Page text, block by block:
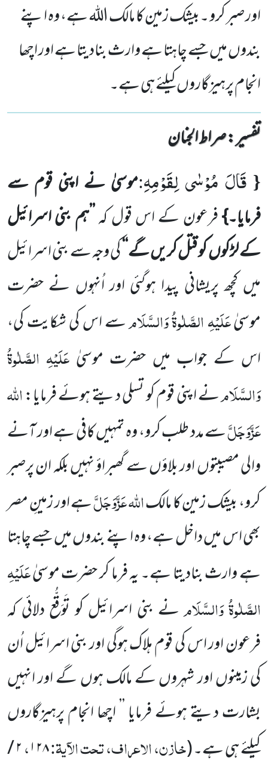
اور صبر کرو ۔بیشک زمین کا مالک اللہ ہے، وہ اپنے
بندوں میں جسے چاہتا ہے وارث بنادیتا ہے اور اچھا
انجام پرہیزگاروں کیلئے ہی ہے۔
تفسیر : ‎صراط الجنان
{ قَالَ مُوْسٰى لِقَوْمِهِ:موسیٰ نے اپنی قوم سے
فرمایا۔}فرعون کے اس قول کہ’’ہم بنی اسرائیل
کے لڑکوں کو قتل کریں گے‘‘کی وجہ سے بنی اسرائیل
میں کچھ پریشانی پیدا ہوگئی اور اُنہوں نے حضرت
موسیٰعَلَیْہِ الصَّلٰوۃُ وَالسَّلَامسے اس کی شکایت کی،
اس کے جواب میں حضرت موسیٰ عَلَیْہِ الصَّلٰوۃُ
وَالسَّلَامنے اپنی قوم کو تسلی دیتے ہوئے فرمایا:اللہ
عَزَّوَجَلَّسے مدد طلب کرو، وہ تمہیں کافی ہے اور آنے
والی مصیبتوں اور بلاؤں سے گھبراؤ نہیں بلکہ ان پرصبر
کرو، بیشک زمین کا مالکاللہ عَزَّوَجَلَّہے اور زمینِ مصر
بھی اس میں داخل ہے، وہ اپنے بندوں میں جسے چاہتا
ہے وارث بنادیتا ہے۔ یہ فرما کر حضرت موسیٰعَلَیْہِ
الصَّلٰوۃُ وَالسَّلَامنے بنی اسرائیل کو تَوَقُّع دلائی کہ
فرعون اور اس کی قوم ہلاک ہوگی اور بنی اسرائیل اُن
کی زمینوں اور شہروں کے مالک ہوں گے اور انہیں
بشارت دیتے ہوئے فرمایا ’’ اچھا انجام پرہیزگاروں
کیلئے ہی ہے۔(خازن، الاعراف، تحت الآیۃ:۱۲۸، ۲ /